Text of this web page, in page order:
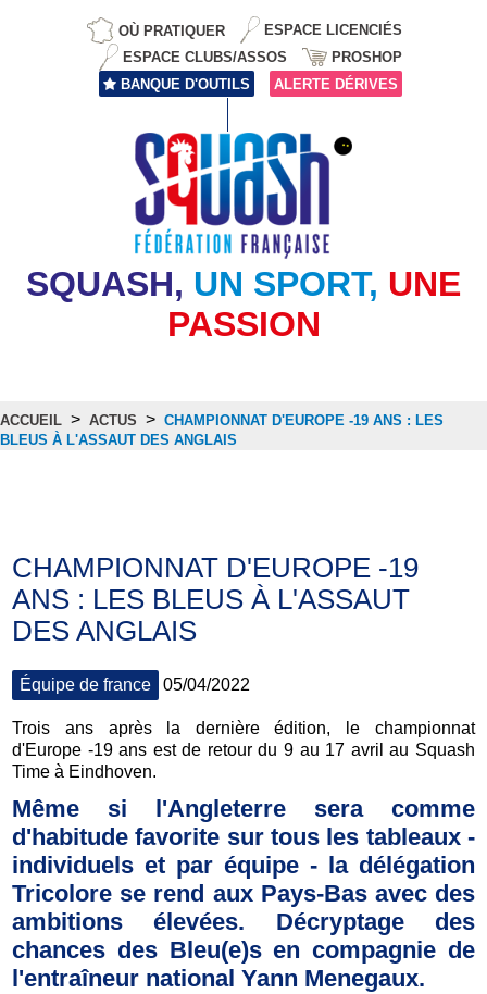
OÙ PRATIQUER
ESPACE LICENCIÉS
ESPACE CLUBS/ASSOS
PROSHOP
BANQUE D'OUTILS
ALERTE DÉRIVES
SQUASH, UN SPORT, UNE
PASSION
ACCUEIL > ACTUS > CHAMPIONNAT D'EUROPE -19 ANS : LES
BLEUS À L'ASSAUT DES ANGLAIS
CHAMPIONNAT D'EUROPE -19
ANS : LES BLEUS À L'ASSAUT
DES ANGLAIS
Équipe de france 05/04/2022
Trois ans après la dernière édition, le championnat
d'Europe -19 ans est de retour du 9 au 17 avril au Squash
Time à Eindhoven.
Même si l'Angleterre sera comme
d'habitude favorite sur tous les tableaux -
individuels et par équipe - la délégation
Tricolore se rend aux Pays-Bas avec des
ambitions élevées. Décryptage des
chances des Bleu(e)s en compagnie de
l'entraîneur national Yann Menegaux.